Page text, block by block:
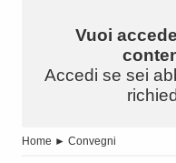
Vuoi
Accedi se sei
Home ► Convegni